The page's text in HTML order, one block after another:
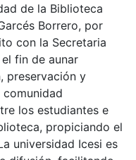
de la Biblioteca
Borrero, por
con la Secretaria
fin de aunar
preservación y
los estudiantes e
propiciando el
universidad Icesi es